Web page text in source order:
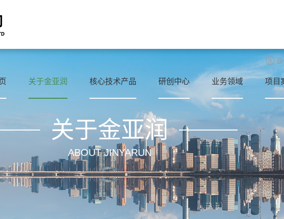
关于金亚润 核心技术产品 研创中心 业务领域 项目
关于金亚润
ABOUT JINYARUN